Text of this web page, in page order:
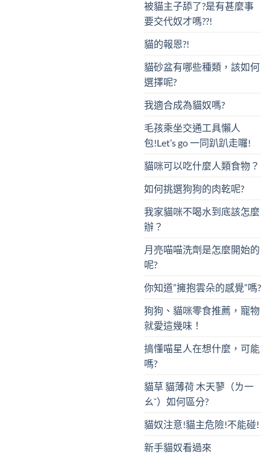
被貓主子舔了?是有甚麼事
要交代奴才嗎??!
貓的報恩?!
貓砂盆有哪些種類，該如何
選擇呢?
我適合成為貓奴嗎?
毛孩乘坐交通工具懶人
包!Let’s go 一同趴趴走囉!
貓咪可以吃什麼人類食物？
如何挑選狗狗的肉乾呢?
我家貓咪不喝水到底該怎麼
辦？
月亮喵喵洗劑是怎麼開始的
呢?
你知道”擁抱雲朵的感覺”嗎?
狗狗、貓咪零食推薦，寵物
就愛這幾味！
搞懂喵星人在想什麼，可能
嗎?
貓草 貓薄荷 木天蓼（ㄌ一
ㄠˇ）如何區分?
貓奴注意!貓主危險!不能碰!
新手貓奴看過來